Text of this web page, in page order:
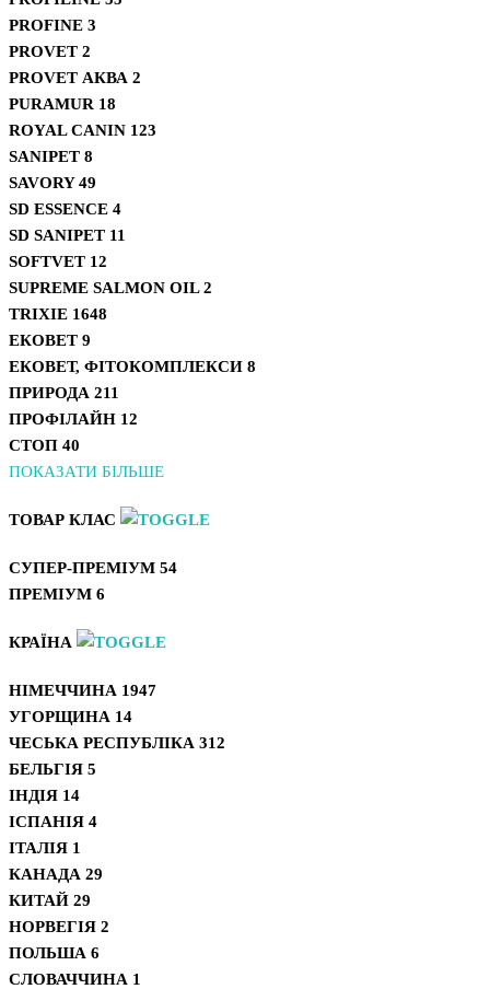
PROFINE 3
PROVET 2
PROVET АКВА 2
PURAMUR 18
ROYAL CANIN 123
SANIPET 8
SAVORY49
SD ESSENCE 4
SD SANIPET 11
SOFTVET 12
SUPREME SALMON OIL2
TRIXIE 1648
ЕКОВЕТ 9
ЕКОВЕТ, ФІТОКОМПЛЕКСИ 8
ПРИРОДА 211
ПРОФІЛАЙН 12
СТОП 40
ПОКАЗАТИ БІЛЬШЕ
ТОВАР КЛАС
СУПЕР-ПРЕМІУМ 54
ПРЕМІУМ 6
КРАЇНА
НІМЕЧЧИНА 1947
УГОРЩИНА 14
ЧЕСЬКА РЕСПУБЛІКА 312
БЕЛЬГІЯ 5
ІНДІЯ 14
ІСПАНІЯ 4
ІТАЛІЯ 1
КАНАДА 29
КИТАЙ 29
НОРВЕГІЯ 2
ПОЛЬША 6
СЛОВАЧЧИНА 1